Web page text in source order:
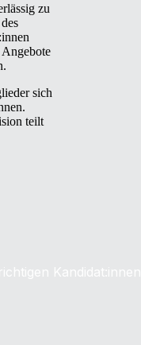
zu
sich
teilt
Kandidat:innen.